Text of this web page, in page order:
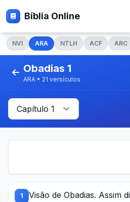
Bíblia Online
NVI ARA NTLH ACF ARC
Obadias 1
ARA • 21 versículos
1
Visão de Obadias. Assim